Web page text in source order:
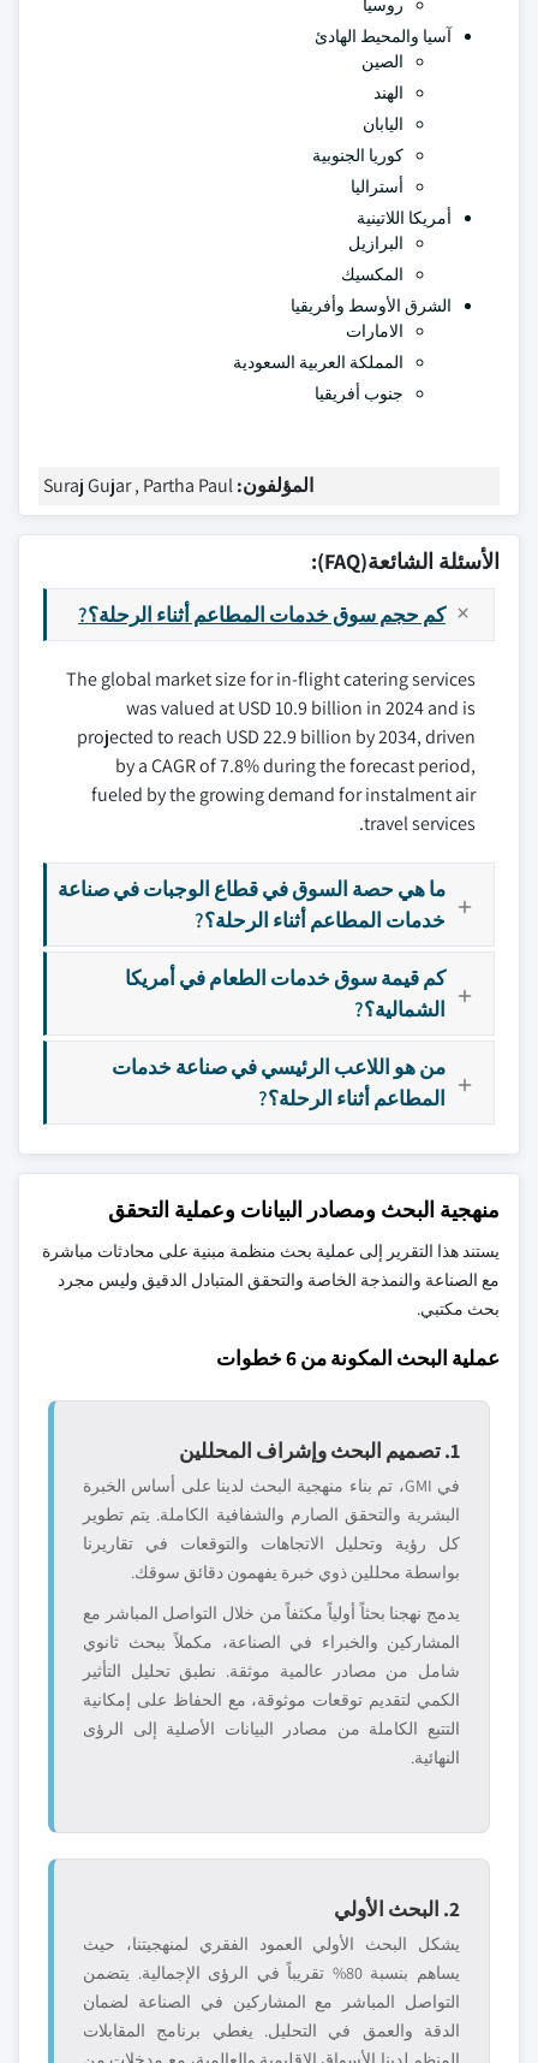
روسيا
آسيا والمحيط الهادئ
الصين
الهند
اليابان
كوريا الجنوبية
أستراليا
أمريكا اللاتينية
البرازيل
المكسيك
الشرق الأوسط وأفريقيا
الامارات
المملكة العربية السعودية
جنوب أفريقيا
المؤلفون:Suraj Gujar , Partha Paul
الأسئلة الشائعة(FAQ):
كم حجم سوق خدمات المطاعم أثناء الرحلة؟?
The global market size for in-flight catering services
was valued at USD 10.9 billion in 2024 and is
projected to reach USD 22.9 billion by 2034, driven
by a CAGR of 7.8% during the forecast period,
fueled by the growing demand for instalment air
travel services.
ما هي حصة السوق في قطاع الوجبات في صناعة
خدمات المطاعم أثناء الرحلة؟?
كم قيمة سوق خدمات الطعام في أمريكا
الشمالية؟?
من هو اللاعب الرئيسي في صناعة خدمات
المطاعم أثناء الرحلة؟?
منهجية البحث ومصادر البيانات وعملية التحقق
يستند هذا التقرير إلى عملية بحث منظمة مبنية على محادثات مباشرة
مع الصناعة والنمذجة الخاصة والتحقق المتبادل الدقيق وليس مجرد
بحث مكتبي.
عملية البحث المكونة من 6 خطوات
1. تصميم البحث وإشراف المحللين
في GMI، تم بناء منهجية البحث لدينا على أساس الخبرة
البشرية والتحقق الصارم والشفافية الكاملة. يتم تطوير
كل رؤية وتحليل الاتجاهات والتوقعات في تقاريرنا
بواسطة محللين ذوي خبرة يفهمون دقائق سوقك.
يدمج نهجنا بحثاً أولياً مكثفاً من خلال التواصل المباشر مع
المشاركين والخبراء في الصناعة، مكملاً ببحث ثانوي
شامل من مصادر عالمية موثقة. نطبق تحليل التأثير
الكمي لتقديم توقعات موثوقة، مع الحفاظ على إمكانية
التتبع الكاملة من مصادر البيانات الأصلية إلى الرؤى
النهائية.
2. البحث الأولي
يشكل البحث الأولي العمود الفقري لمنهجيتنا، حيث
يساهم بنسبة 80% تقريباً في الرؤى الإجمالية. يتضمن
التواصل المباشر مع المشاركين في الصناعة لضمان
الدقة والعمق في التحليل. يغطي برنامج المقابلات